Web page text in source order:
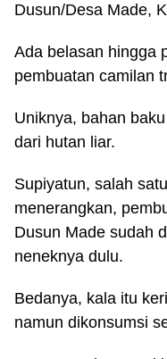
Dusun/Desa Made,
Ada belasan hingga
pembuatan camilan
Uniknya, bahan
dari hutan liar.
Supiyatun, salah
menerangkan,
Dusun Made sudah
neneknya dulu.
Bedanya, kala itu
namun dikonsumsi